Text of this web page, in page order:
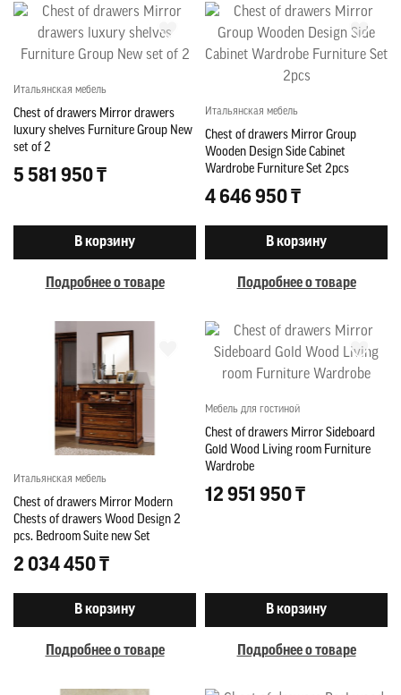
Итальянская мебель
Chest of drawers Mirror drawers
luxury shelves Furniture Group New
set of 2
5 581 950 ₸
В корзину
Подробнее о товаре
Итальянская мебель
Chest of drawers Mirror Group
Wooden Design Side Cabinet
Wardrobe Furniture Set 2pcs
4 646 950 ₸
В корзину
Подробнее о товаре
Итальянская мебель
Chest of drawers Mirror Modern
Chests of drawers Wood Design 2
pcs. Bedroom Suite new Set
2 034 450 ₸
В корзину
Подробнее о товаре
Мебель для гостиной
Chest of drawers Mirror Sideboard
Gold Wood Living room Furniture
Wardrobe
12 951 950 ₸
В корзину
Подробнее о товаре